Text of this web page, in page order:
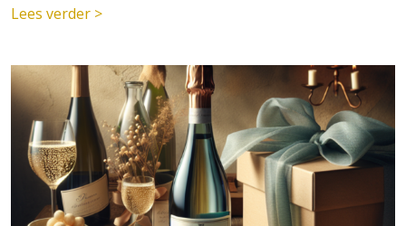
Lees verder >